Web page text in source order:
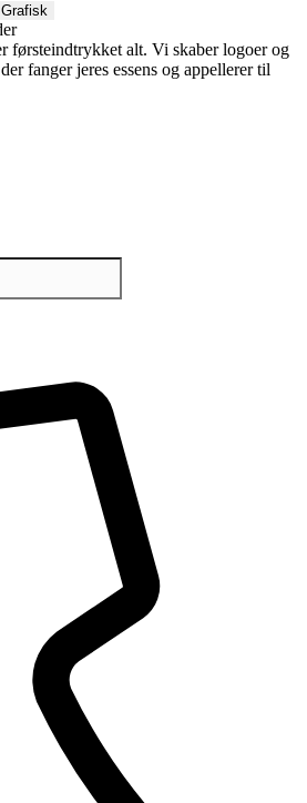
førsteindtrykket alt. Vi skaber logoer og
fanger jeres essens og appellerer til